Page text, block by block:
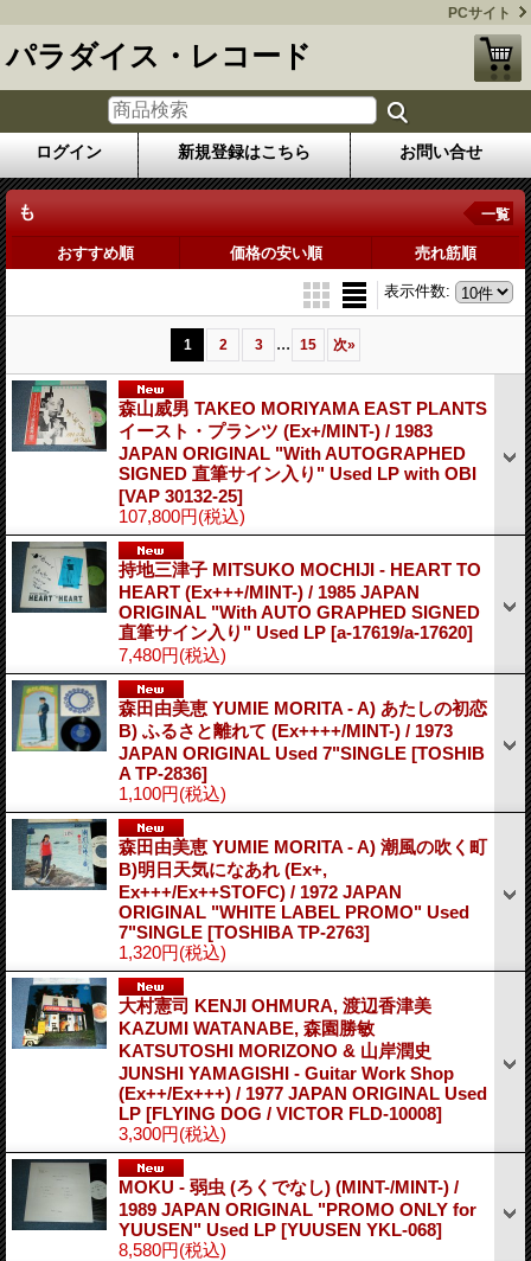
PCサイト
パラダイス・レコード
ログイン 新規登録はこちら お問い合せ
も 一覧
おすすめ順 価格の安い順 売れ筋順
表示件数:
1 2 3 ... 15 次»
森山威男 TAKEO MORIYAMA EAST PLANTS
イースト・プランツ (Ex+/MINT-) / 1983
JAPAN ORIGINAL "With AUTOGRAPHED
SIGNED 直筆サイン入り" Used LP with OBI
[VAP 30132-25]
107,800円(税込)
持地三津子 MITSUKO MOCHIJI - HEART TO
HEART (Ex+++/MINT-) / 1985 JAPAN
ORIGINAL "With AUTO GRAPHED SIGNED
直筆サイン入り" Used LP [a-17619/a-17620]
7,480円(税込)
森田由美恵 YUMIE MORITA - A) あたしの初恋
B) ふるさと離れて (Ex++++/MINT-) / 1973
JAPAN ORIGINAL Used 7"SINGLE [TOSHIB
A TP-2836]
1,100円(税込)
森田由美恵 YUMIE MORITA - A) 潮風の吹く町
B)明日天気になあれ (Ex+,
Ex+++/Ex++STOFC) / 1972 JAPAN
ORIGINAL "WHITE LABEL PROMO" Used
7"SINGLE [TOSHIBA TP-2763]
1,320円(税込)
大村憲司 KENJI OHMURA, 渡辺香津美
KAZUMI WATANABE, 森園勝敏
KATSUTOSHI MORIZONO & 山岸潤史
JUNSHI YAMAGISHI - Guitar Work Shop
(Ex++/Ex+++) / 1977 JAPAN ORIGINAL Used
LP [FLYING DOG / VICTOR FLD-10008]
3,300円(税込)
MOKU - 弱虫 (ろくでなし) (MINT-/MINT-) /
1989 JAPAN ORIGINAL "PROMO ONLY for
YUUSEN" Used LP [YUUSEN YKL-068]
8,580円(税込)